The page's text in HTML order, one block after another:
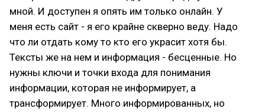
мной. И доступен я опять им только онлайн. У
меня есть сайт - я его крайне скверно веду. Надо
что ли отдать кому то кто его украсит хотя бы.
Тексты же на нем и информация - бесценные. Но
нужны ключи и точки входа для понимания
информации, которая не информирует, а
трансформирует. Много информированных, но